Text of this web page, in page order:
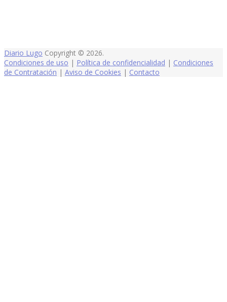
Diario Lugo Copyright © 2026.
Condiciones de uso | Política de confidencialidad | Condiciones
de Contratación | Aviso de Cookies | Contacto